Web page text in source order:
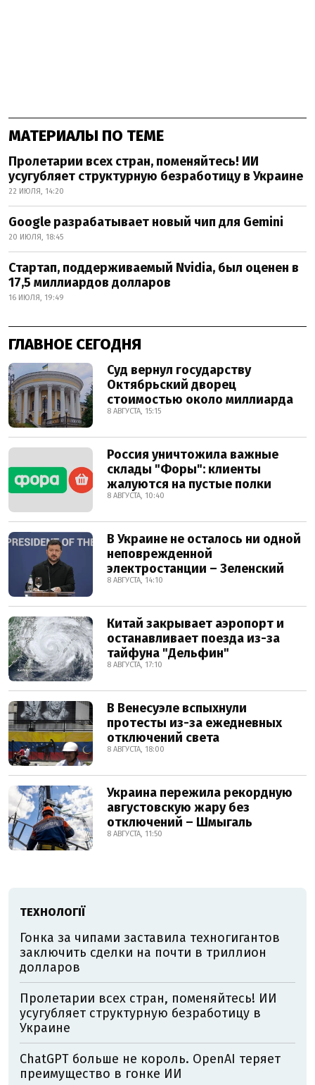
МАТЕРИАЛЫ ПО ТЕМЕ
Пролетарии всех стран, поменяйтесь! ИИ
усугубляет структурную безработицу в Украине
22 ИЮЛЯ, 14:20
Google разрабатывает новый чип для Gemini
20 ИЮЛЯ, 18:45
Стартап, поддерживаемый Nvidia, был оценен в
17,5 миллиардов долларов
16 ИЮЛЯ, 19:49
ГЛАВНОЕ СЕГОДНЯ
Суд вернул государству
Октябрьский дворец
стоимостью около миллиарда
8 АВГУСТА, 15:15
Россия уничтожила важные
склады "Форы": клиенты
жалуются на пустые полки
8 АВГУСТА, 10:40
В Украине не осталось ни одной
неповрежденной
электростанции – Зеленский
8 АВГУСТА, 14:10
Китай закрывает аэропорт и
останавливает поезда из-за
тайфуна "Дельфин"
8 АВГУСТА, 17:10
В Венесуэле вспыхнули
протесты из-за ежедневных
отключений света
8 АВГУСТА, 18:00
Украина пережила рекордную
августовскую жару без
отключений – Шмыгаль
8 АВГУСТА, 11:50
ТЕХНОЛОГІЇ
Гонка за чипами заставила техногигантов
заключить сделки на почти в триллион
долларов
Пролетарии всех стран, поменяйтесь! ИИ
усугубляет структурную безработицу в
Украине
ChatGPT больше не король. OpenAI теряет
преимущество в гонке ИИ